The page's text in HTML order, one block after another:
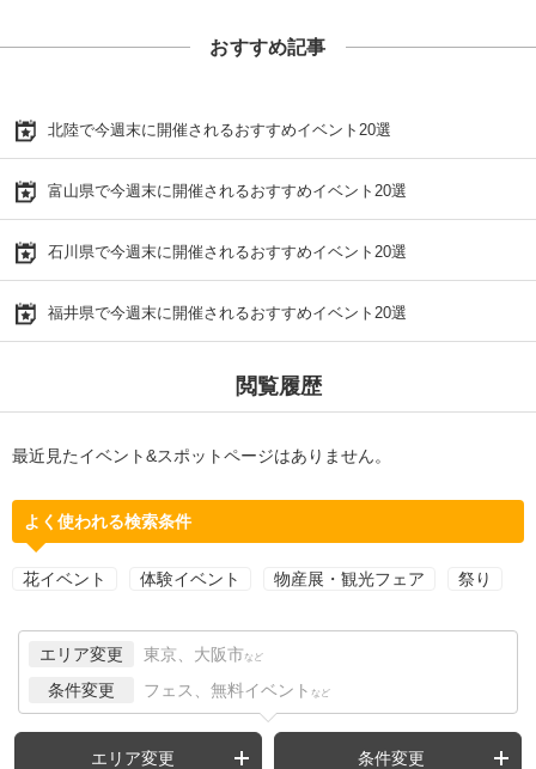
おすすめ記事
北陸で今週末に開催されるおすすめイベント20選
富山県で今週末に開催されるおすすめイベント20選
石川県で今週末に開催されるおすすめイベント20選
福井県で今週末に開催されるおすすめイベント20選
閲覧履歴
最近見たイベント&スポットページはありません。
よく使われる検索条件
花イベント 体験イベント 物産展・観光フェア 祭り
エリア変更 東京、大阪市 など
条件変更 フェス、無料イベント など
エリア変更 条件変更